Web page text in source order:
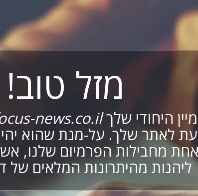
מזל טוב!
היחודי שלךnews.co.il
לאתר שלך. על-מנת שהוא
מחבילות הפרמיום שלנו,
ליהנות מהיתרונות המלאים של